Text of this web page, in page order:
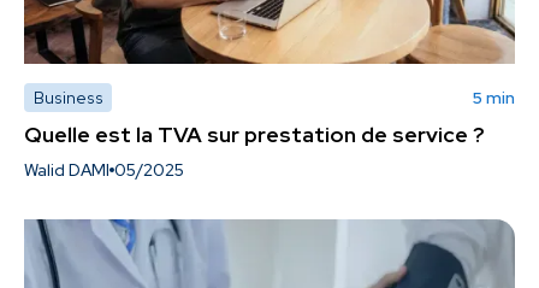
Business 5 min
Quelle est la TVA sur prestation de service ?
Walid DAMI 05/2025